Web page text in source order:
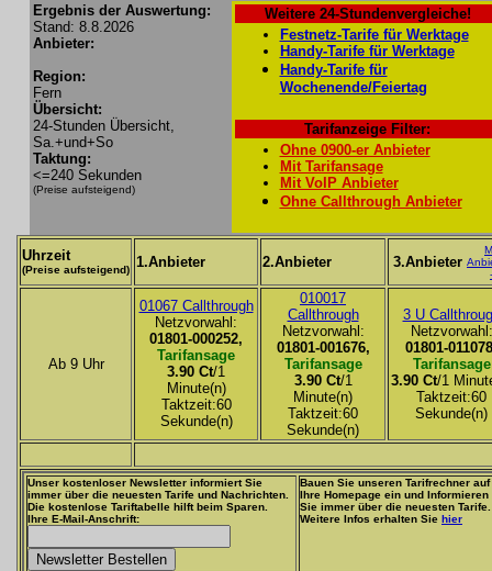
Ergebnis der Auswertung:
Stand: 8.8.2026
Anbieter:
Region:
Fern
Übersicht:
24-Stunden Übersicht,
Sa.+und+So
Taktung:
<=240 Sekunden
(Preise aufsteigend)
Weitere 24-Stundenvergleiche!
Festnetz-Tarife für Werktage
Handy-Tarife für Werktage
Handy-Tarife für
Wochenende/Feiertag
Tarifanzeige Filter:
Ohne 0900-er Anbieter
Mit Tarifansage
Mit VoIP Anbieter
Ohne Callthrough Anbieter
Uhrzeit
(Preise aufsteigend) 1.Anbieter 2.Anbieter 3.Anbieter
Ab 9 Uhr
01067 Callthrough
Netzvorwahl:
01801-000252,
Tarifansage
3.90 Ct/1
Minute(n)
Taktzeit:60
Sekunde(n)
010017
Callthrough
Netzvorwahl:
01801-001676,
Tarifansage
3.90 Ct/1
Minute(n)
Taktzeit:60
Sekunde(n)
3 U
Netzvorwahl:
01801-
Tarifansage
3.90 Ct/1
Taktzeit:60
Sekunde(n)
Unser kostenloser Newsletter informiert Sie
immer über die neuesten Tarife und Nachrichten.
Die kostenlose Tariftabelle hilft beim Sparen.
Ihre E-Mail-Anschrift:
Bauen Sie unseren Tarifrechner auf
Ihre Homepage ein und Informieren
Sie immer über die neuesten Tarife.
Weitere Infos erhalten Sie hier